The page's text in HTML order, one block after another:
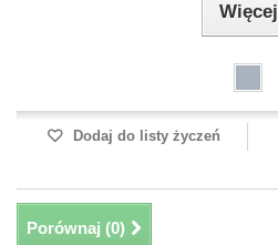
Więcej
Dodaj do listy życzeń
Porównaj (0)